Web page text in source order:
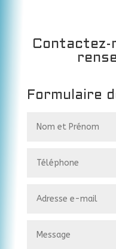
Contactez-
Formulaire